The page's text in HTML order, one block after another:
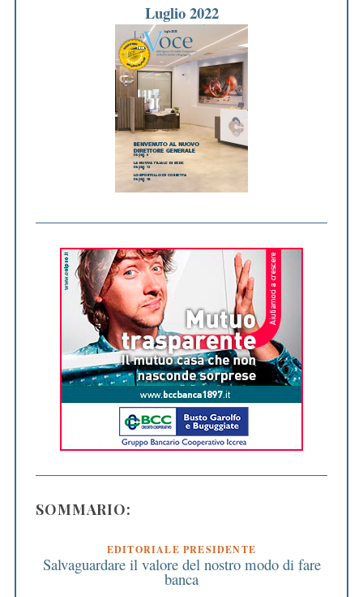
Luglio 2022
SOMMARIO:
EDITORIALE PRESIDENTE
Salvaguardare il valore del nostro modo di fare
banca